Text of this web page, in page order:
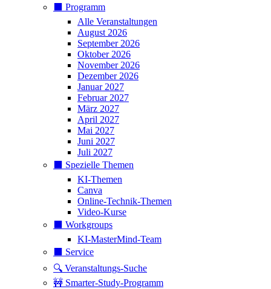
⬛️ Programm
Alle Veranstaltungen
August 2026
September 2026
Oktober 2026
November 2026
Dezember 2026
Januar 2027
Februar 2027
März 2027
April 2027
Mai 2027
Juni 2027
Juli 2027
⬛️ Spezielle Themen
KI-Themen
Canva
Online-Technik-Themen
Video-Kurse
⬛️ Workgroups
KI-MasterMind-Team
⬛️ Service
🔍 Veranstaltungs-Suche
🚧 Smarter-Study-Programm